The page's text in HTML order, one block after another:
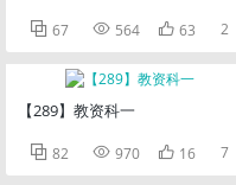
 67  564  63 2
【289】教资科一
 82  970  16 7